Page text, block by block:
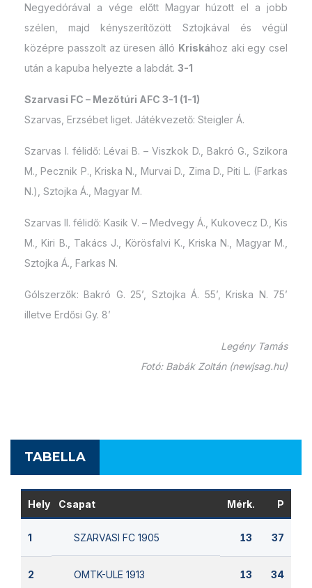
Negyedórával a vége előtt Magyar húzott el a jobb
szélen, majd kényszerítőzött Sztojkával és végül
középre passzolt az üresen álló Kriskához aki egy csel
után a kapuba helyezte a labdát. 3-1
Szarvasi FC – Mezőtúri AFC 3-1 (1-1)
Szarvas, Erzsébet liget. Játékvezető: Steigler Á.
Szarvas I. félidő: Lévai B. – Viszkok D., Bakró G., Szikora
M., Pecznik P., Kriska N., Murvai D., Zima D., Piti L. (Farkas
N.), Sztojka Á., Magyar M.
Szarvas II. félidő: Kasik V. – Medvegy Á., Kukovecz D., Kis
M., Kiri B., Takács J., Körösfalvi K., Kriska N., Magyar M.,
Sztojka Á., Farkas N.
Gólszerzők: Bakró G. 25’, Sztojka Á. 55’, Kriska N. 75’
illetve Erdősi Gy. 8’
Legény Tamás
Fotó: Babák Zoltán (newjsag.hu)
TABELLA
Hely Csapat Mérk. P
1 SZARVASI FC 1905 13 37
2 OMTK-ULE 1913 13 34